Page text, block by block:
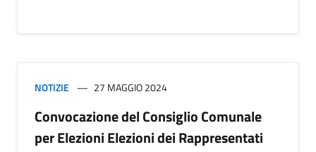
NOTIZIE 27 MAGGIO 2024
Convocazione del Consiglio Comunale
per Elezioni Elezioni dei Rappresentati